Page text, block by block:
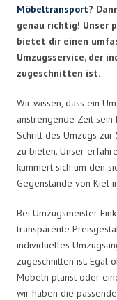
Möbeltransport?
genau richtig! Unser
bietet dir einen
Umzugsservice, der
zugeschnitten ist.
Wir wissen, dass ein
anstrengende Zeit
Schritt des Umzugs
zu bieten. Unser
kümmert sich um den
Gegenstände von Kiel
Bei Umzugsmeister
transparente
individuelles
zugeschnitten ist. Egal
Möbeln planst oder
wir haben die